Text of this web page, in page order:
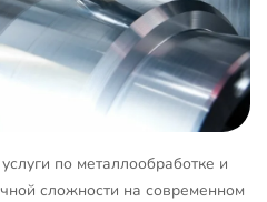
по металлообработке и
сложности на современном